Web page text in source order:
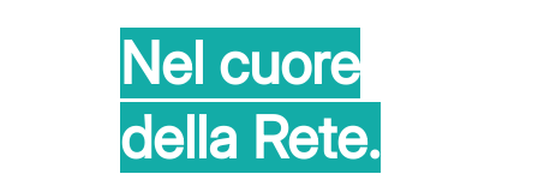
Synergie
Inclusion